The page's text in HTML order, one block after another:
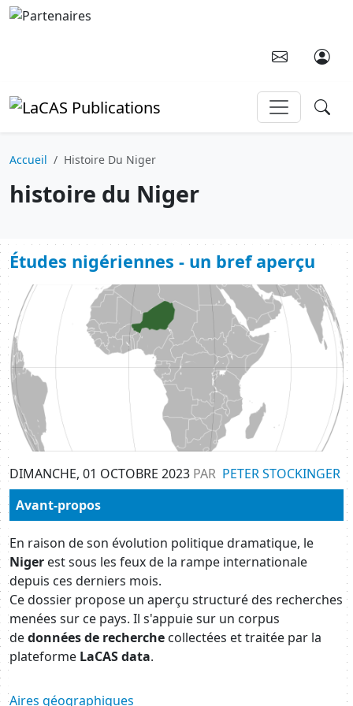
Aller au contenu principal
Accueil Histoire Du Niger
histoire du Niger
Études nigériennes - un bref aperçu
Image
DIMANCHE, 01 OCTOBRE 2023 PAR PETER STOCKINGER
Avant-propos
En raison de son évolution politique dramatique, le
Niger est sous les feux de la rampe internationale
depuis ces derniers mois.
Ce dossier propose un aperçu structuré des recherches
menées sur ce pays. Il s'appuie sur un corpus
dedonnées de recherche collectées et traitée par la
plateforme LaCAS data.
Aires géographiques